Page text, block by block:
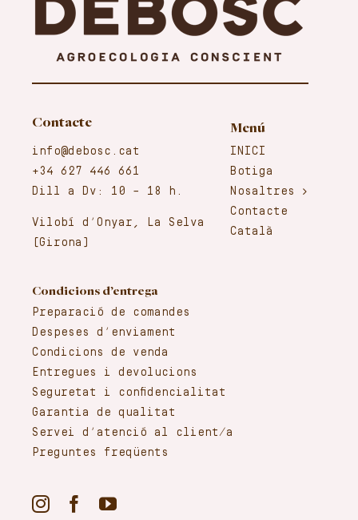
Menú
INICI
Botiga
Nosaltres
Contacte
Català
Contacte
info@debosc.cat
+34 627 446 661
Dill a Dv: 10 – 18 h.
Vilobí d’Onyar, La Selva
(Girona)
Condicions d’entrega
Preparació de comandes
Despeses d’enviament
Condicions de venda
Entregues i devolucions
Seguretat i confidencialitat
Garantia de qualitat
Servei d’atenció al client/a
Preguntes freqüents